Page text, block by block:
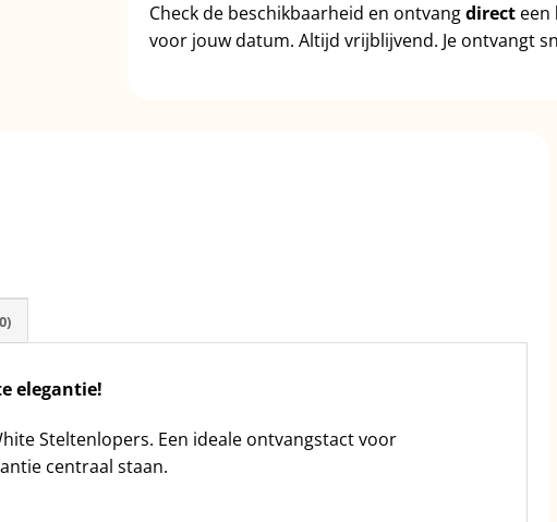
Check de beschikbaarheid en ontvangdirect een
voor jouw datum. Altijd vrijblijvend. Je ontvangt
elegantie!
Steltenlopers. Een ideale ontvangstact voor
centraal staan.